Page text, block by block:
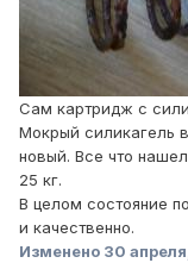
Сам картридж с
Мокрый силикагель
новый. Все что
25 кг.
В целом состояние
и качественно.
Изменено 30